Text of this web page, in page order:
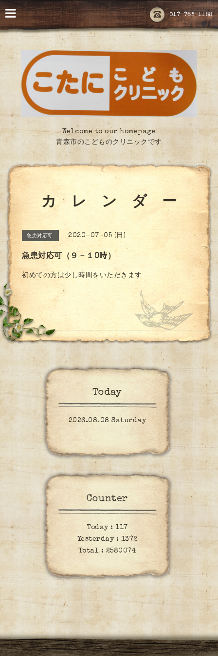
017-765-1188
Welcome to our homepage
青森市のこどものクリニックです
カ レ ン ダ ー
急患対応可 2020-07-05 (日)
急患対応可（９－１0時）
初めての方は少し時間をいただきます
Today
2026.08.08 Saturday
Counter
Today : 117
Yesterday : 1372
Total : 2580074